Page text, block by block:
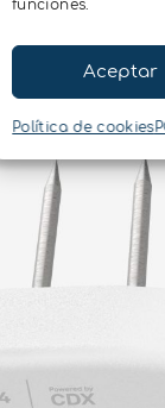
funciones.
Aceptar
Política de cookies